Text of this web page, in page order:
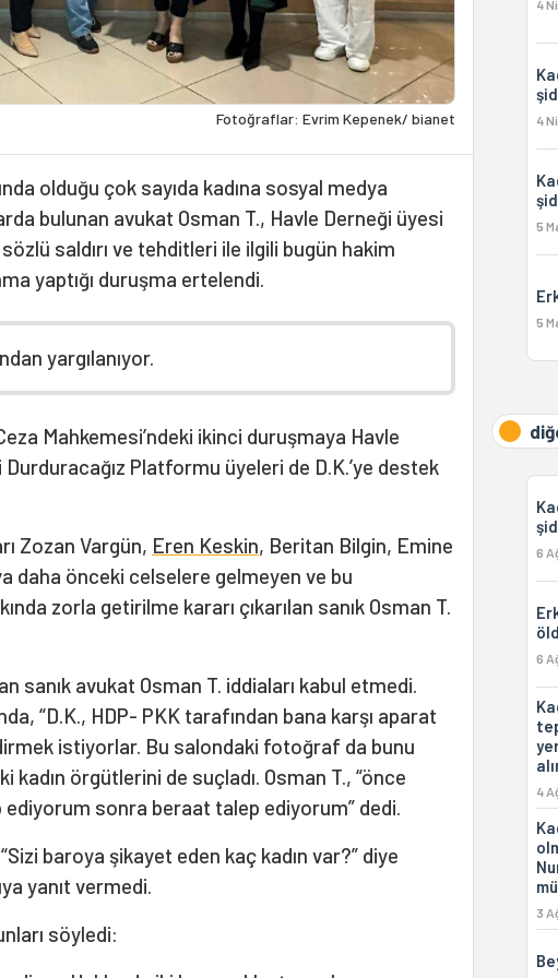
Fotoğraflar: Evrim Kepenek/ bianet
olduğu çok sayıda kadına sosyal medya
bulunan avukat Osman T., Havle Derneği üyesi
saldırı ve tehditleri ile ilgili bugün hakim
yaptığı duruşma ertelendi.
yargılanıyor.
Mahkemesi’ndeki ikinci duruşmaya Havle
Durduracağız Platformu üyeleri de D.K.’ye destek
Zozan Vargün, Eren Keskin, Beritan Bilgin, Emine
daha önceki celselere gelmeyen ve bu
zorla getirilme kararı çıkarılan sanık Osman T.
sanık avukat Osman T. iddiaları kabul etmedi.
“D.K., HDP- PKK tarafından bana karşı aparat
istiyorlar. Bu salondaki fotoğraf da bunu
örgütlerini de suçladı. Osman T., “önce
ediyorum sonra beraat talep ediyorum” dedi.
baroya şikayet eden kaç kadın var?” diye
yanıt vermedi.
söyledi:
4
4
5
5
6
6
4
3